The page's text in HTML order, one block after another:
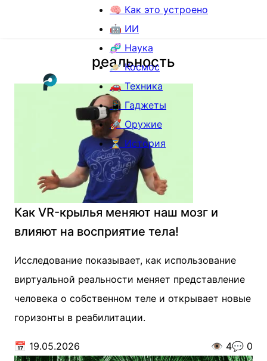
🧠 Как это устроено
🤖 ИИ
🧬 Наука
🪐 Космос
🚗 Техника
📱 Гаджеты
🚀 Оружие
⏳ История
реальность
Как VR-крылья меняют наш мозг и
влияют на восприятие тела!
Исследование показывает, как использование
виртуальной реальности меняет представление
человека о собственном теле и открывает новые
горизонты в реабилитации.
📅 19.05.2026 👁️ 4💬 0